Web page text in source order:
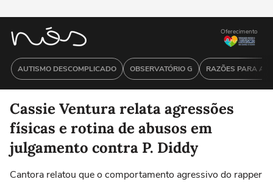
AUTISMO DESCOMPLICADO OBSERVATÓRIO G RAZÕES PARA
Oferecimento
Cassie Ventura relata agressões
físicas e rotina de abusos em
julgamento contra P. Diddy
Cantora relatou que o comportamento agressivo do rapper